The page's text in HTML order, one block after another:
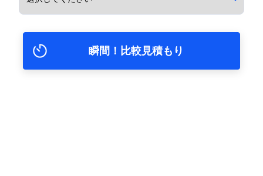
瞬間！比較見積もり